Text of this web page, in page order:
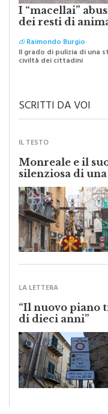
I “macellai”
dei resti di
diRaimondo Burgio
SCRITTI DA VOI
IL TESTO
Monreale e il
silenziosa di
LA LETTERA
“Il nuovo piano
di dieci anni”